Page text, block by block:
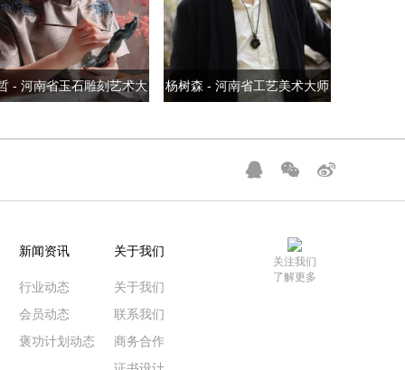
- 河南省玉石雕刻艺术大 杨树森 - 河南省工艺美术大师
新闻资讯
行业动态
会员动态
褒功计划动态
关于我们
关于我们
联系我们
商务合作
关注我们
了解更多